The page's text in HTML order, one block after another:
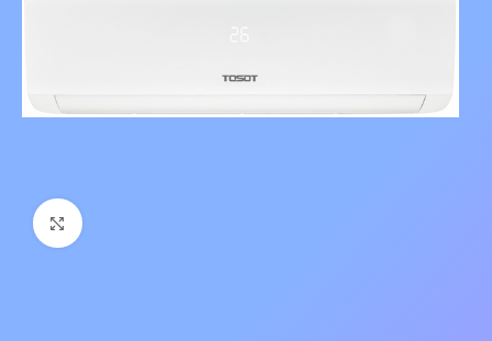
Нажмите, чтобы увеличить изображение